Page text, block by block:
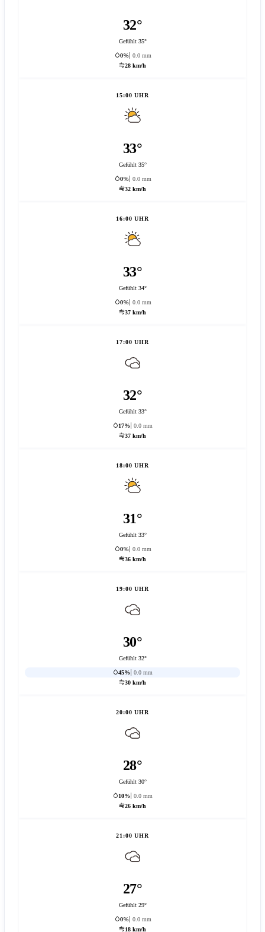
32°
Gefühlt 35°
0%
0.0 mm
28 km/h
15:00 UHR
33°
Gefühlt 35°
0%
0.0 mm
32 km/h
16:00 UHR
33°
Gefühlt 34°
0%
0.0 mm
37 km/h
17:00 UHR
32°
Gefühlt 33°
17%
0.0 mm
37 km/h
18:00 UHR
31°
Gefühlt 33°
0%
0.0 mm
36 km/h
19:00 UHR
30°
Gefühlt 32°
45%
0.0 mm
30 km/h
20:00 UHR
28°
Gefühlt 30°
10%
0.0 mm
26 km/h
21:00 UHR
27°
Gefühlt 29°
0%
0.0 mm
18 km/h